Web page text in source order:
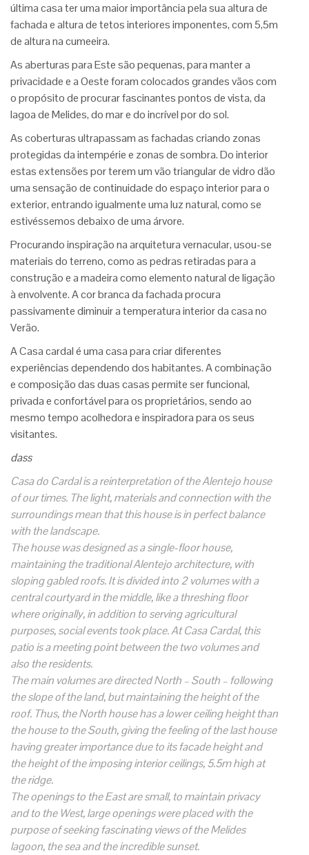
última casa ter uma maior importância pela sua altura de
fachada e altura de tetos interiores imponentes, com 5,5m
de altura na cumeeira.
As aberturas para Este são pequenas, para manter a
privacidade e a Oeste foram colocados grandes vãos com
o propósito de procurar fascinantes pontos de vista, da
lagoa de Melides, do mar e do incrível por do sol.
As coberturas ultrapassam as fachadas criando zonas
protegidas da intempérie e zonas de sombra. Do interior
estas extensões por terem um vão triangular de vidro dão
uma sensação de continuidade do espaço interior para o
exterior, entrando igualmente uma luz natural, como se
estivéssemos debaixo de uma árvore.
Procurando inspiração na arquitetura vernacular, usou-se
materiais do terreno, como as pedras retiradas para a
construção e a madeira como elemento natural de ligação
à envolvente. A cor branca da fachada procura
passivamente diminuir a temperatura interior da casa no
Verão.
A Casa cardal é uma casa para criar diferentes
experiências dependendo dos habitantes. A combinação
e composição das duas casas permite ser funcional,
privada e confortável para os proprietários, sendo ao
mesmo tempo acolhedora e inspiradora para os seus
visitantes.
dass
Casa do Cardal is a reinterpretation of the Alentejo house
of our times. The light, materials and connection with the
surroundings mean that this house is in perfect balance
with the landscape.
The house was designed as a single-floor house,
maintaining the traditional Alentejo architecture, with
sloping gabled roofs. It is divided into 2 volumes with a
central courtyard in the middle, like a threshing floor
where originally, in addition to serving agricultural
purposes, social events took place. At Casa Cardal, this
patio is a meeting point between the two volumes and
also the residents.
The main volumes are directed North – South – following
the slope of the land, but maintaining the height of the
roof. Thus, the North house has a lower ceiling height than
the house to the South, giving the feeling of the last house
having greater importance due to its facade height and
the height of the imposing interior ceilings, 5.5m high at
the ridge.
The openings to the East are small, to maintain privacy
and to the West, large openings were placed with the
purpose of seeking fascinating views of the Melides
lagoon, the sea and the incredible sunset.